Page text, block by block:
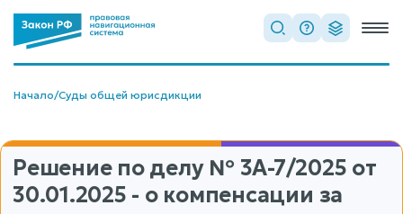
Начало/Суды общей юрисдикции
Решение по делу № 3А-7/2025 от
30.01.2025 - о компенсации за